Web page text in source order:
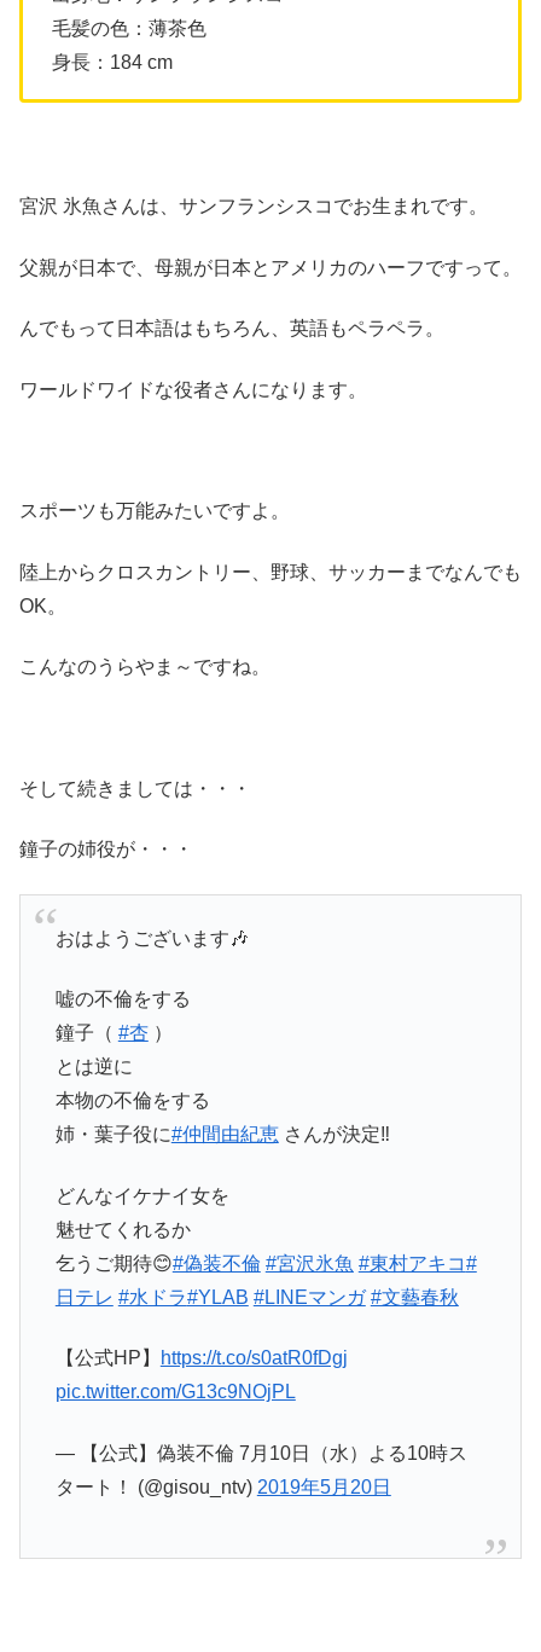
毛髪の色：薄茶色
身長：184 cm
宮沢 氷魚さんは、サンフランシスコでお生まれです。
父親が日本で、母親が日本とアメリカのハーフですって。
んでもって日本語はもちろん、英語もペラペラ。
ワールドワイドな役者さんになります。
スポーツも万能みたいですよ。
陸上からクロスカントリー、野球、サッカーまでなんでも
OK。
こんなのうらやま～ですね。
そして続きましては・・・
鐘子の姉役が・・・
おはようございます🎶
嘘の不倫をする
鐘子（ #杏）
とは逆に
本物の不倫をする
姉・葉子役に#仲間由紀恵さんが決定‼️
どんなイケナイ女を
魅せてくれるか
乞うご期待😊#偽装不倫 #宮沢氷魚 #東村アキコ#
日テレ #水ドラ#YLAB #LINEマンガ #文藝春秋
【公式HP】
https://t.co/s0atR0fDgj
pic.twitter.com/G13c9NOjPL
— 【公式】偽装不倫 7月10日（水）よる10時ス
タート！ (@gisou_ntv) 2019年5月20日